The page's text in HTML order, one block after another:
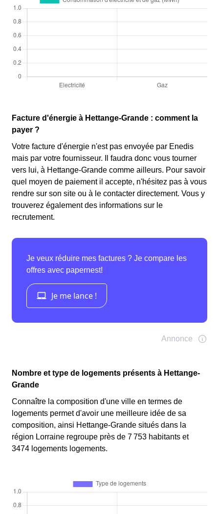
Facture d'énergie à Hettange-Grande : comment la
payer ?
Votre facture d'énergie n'est pas envoyée par Enedis
mais par votre fournisseur. Il faudra donc vous tourner
vers lui, à Hettange-Grande comme ailleurs. Pour savoir
quel moyen de paiement il accepte, n'hésitez pas à vous
rendre sur son site ou à le contacter directement. Vous y
trouverez également des informations sur le
recrutement.
Nombre et type de logements présents à Hettange-
Grande
Connaître la composition d'une ville en termes de
logements permet d'avoir une meilleure idée de sa
composition, ainsi Hettange-Grande situés dans la
région Lorraine regroupe près de 7 753 habitants et
3474 logements logements.